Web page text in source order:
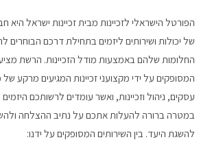
הפורטל הישראלי לזכיינות מבית זכיינות ישראל
של יכולות ושירותים ליזמים בתחילת דרכם הבוחרים
החלומות שלהם באמצעות מודל הזכיינות. הרשת
המסופקים על ידי מקצועני זכיינות המגיעים מרקע
עסקים, ניהול וזכיינות, ואשר עומדים לרשותכם
במטרה ברורה להעלות אתכם על נתיב ההצלחה
להשגת היעד. בין השירותים המסופקים על ידנו: